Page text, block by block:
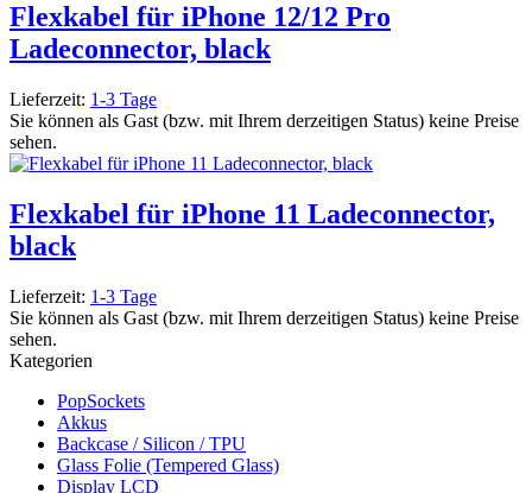
Flexkabel für iPhone 12/12 Pro
Ladeconnector, black
Lieferzeit: 1-3 Tage
Sie können als Gast (bzw. mit Ihrem derzeitigen Status) keine Preise
sehen.
Flexkabel für iPhone 11 Ladeconnector,
black
Lieferzeit: 1-3 Tage
Sie können als Gast (bzw. mit Ihrem derzeitigen Status) keine Preise
sehen.
Kategorien
PopSockets
Akkus
Backcase / Silicon / TPU
Glass Folie (Tempered Glass)
Display LCD